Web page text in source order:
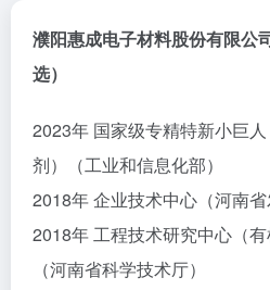
濮阳惠成电子材料股份有限公
选）
2023年 国家级专精特新小巨
剂）（工业和信息化部）
2018年 企业技术中心（河南省
2018年 工程技术研究中心（有
（河南省科学技术厅）